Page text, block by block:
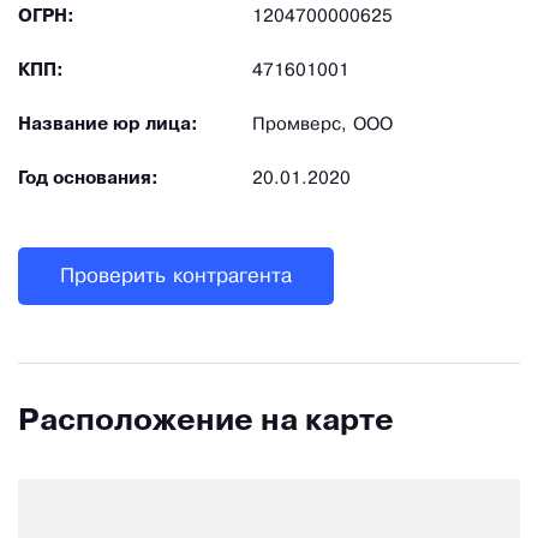
ОГРН: 1204700000625
КПП: 471601001
Название юр лица: Промверс, ООО
Год основания: 20.01.2020
Проверить контрагента
Расположение на карте